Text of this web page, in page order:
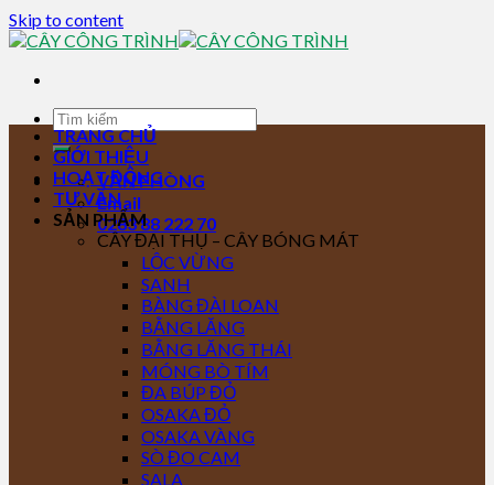
Skip to content
VĂN PHÒNG
Email
0283 88 222 70
TRANG CHỦ
GIỚI THIỆU
HOẠT ĐỘNG
TƯ VẤN
SẢN PHẨM
CÂY ĐẠI THỤ – CÂY BÓNG MÁT
LỘC VỪNG
SANH
BÀNG ĐÀI LOAN
BẰNG LĂNG
BẰNG LĂNG THÁI
MÓNG BÒ TÍM
ĐA BÚP ĐỎ
OSAKA ĐỎ
OSAKA VÀNG
SÒ ĐO CAM
SALA